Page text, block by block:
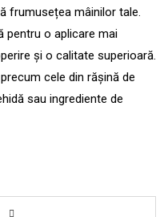
frumusețea mâinilor tale.
pentru o aplicare mai
și o calitate superioară.
cele din rășină de
sau ingrediente de